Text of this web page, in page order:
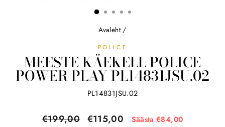
Avaleht /
POLICE
MEESTE KÄEKELL POLICE
POWER PLAY PL14831JSU.02
PL14831JSU.02
Tavahind
€199,00 Soodushind
€115,00 Säästa €84,00